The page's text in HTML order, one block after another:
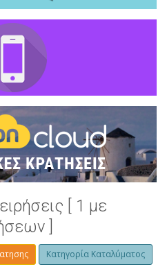
[ 1 με
]
Κατηγορία Καταλύματος